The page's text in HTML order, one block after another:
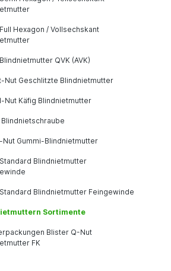
Hexagon / Vollsechskant
QVK (AVK)
Nut Geschlitzte Blindnietmutter
Nut Käfig Blindnietmutter
Nut Gummi-Blindnietmutter
Blindnietmutter
Blindnietmutter Feingewinde
Sortimente
Blister Q-Nut
FK